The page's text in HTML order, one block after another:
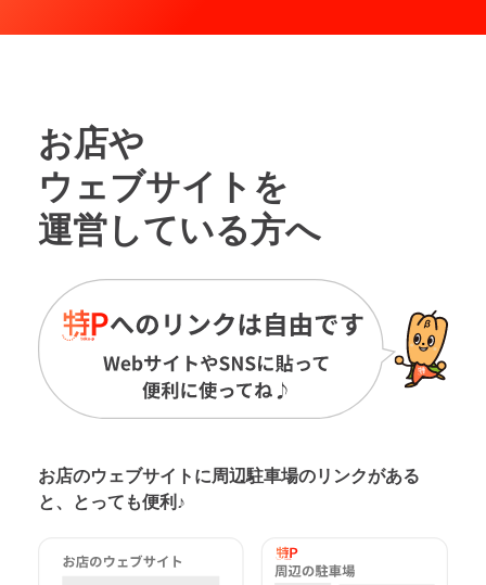
お店や
ウェブサイトを
運営している方へ
お店のウェブサイトに周辺駐車場のリンクがある
と、とっても便利♪